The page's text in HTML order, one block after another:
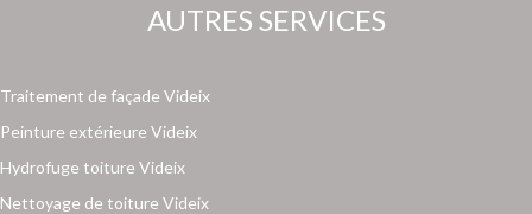
AUTRES SERVICES
Traitement de façade Videix
Peinture extérieure Videix
Hydrofuge toiture Videix
Nettoyage de toiture Videix